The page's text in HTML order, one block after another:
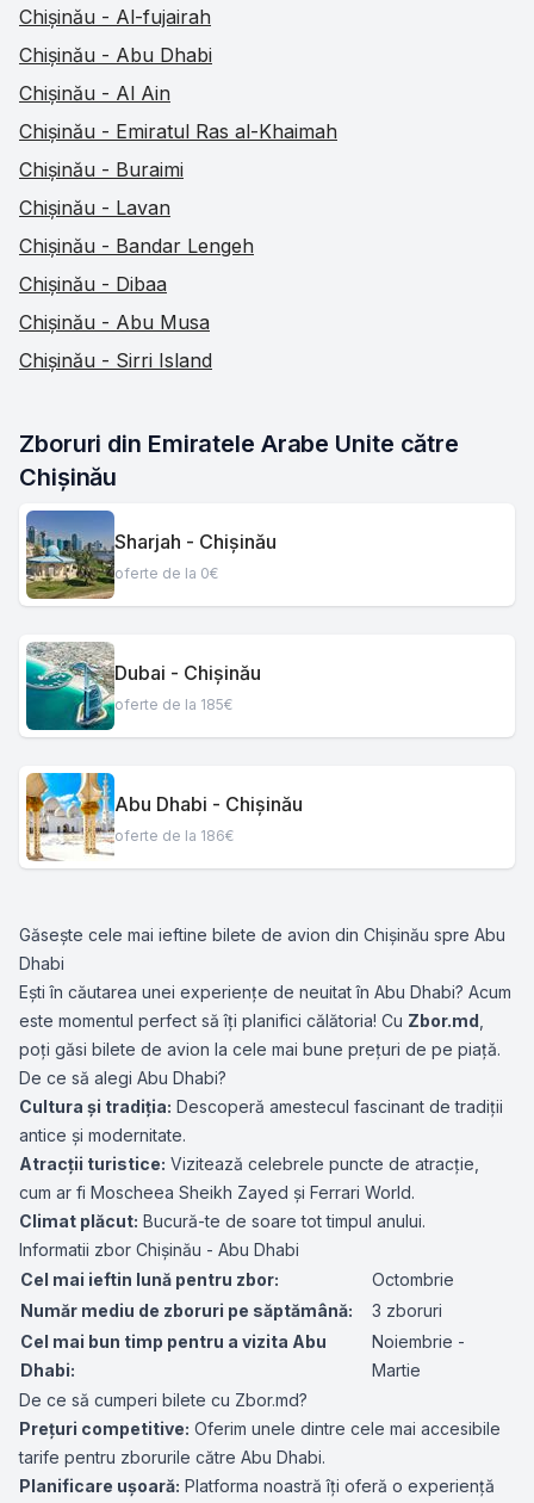
Chișinău - Al-fujairah
Chișinău - Abu Dhabi
Chișinău - Al Ain
Chișinău - Emiratul Ras al-Khaimah
Chișinău - Buraimi
Chișinău - Lavan
Chișinău - Bandar Lengeh
Chișinău - Dibaa
Chișinău - Abu Musa
Chișinău - Sirri Island
Zboruri din Emiratele Arabe Unite către
Chișinău
Sharjah - Chișinău
oferte de la 0€
Dubai - Chișinău
oferte de la 185€
Abu Dhabi - Chișinău
oferte de la 186€
Găsește cele mai ieftine bilete de avion din Chișinău spre Abu
Dhabi
Ești în căutarea unei experiențe de neuitat în Abu Dhabi? Acum
este momentul perfect să îți planifici călătoria! Cu Zbor.md
poți găsi bilete de avion la cele mai bune prețuri de pe piață.
De ce să alegi Abu Dhabi?
Cultura și tradiția: Descoperă amestecul fascinant de tradiții
antice și modernitate.
Atracții turistice: Vizitează celebrele puncte de atracție,
cum ar fi Moscheea Sheikh Zayed și Ferrari World.
Climat plăcut: Bucură-te de soare tot timpul anului.
Informatii zbor Chișinău - Abu Dhabi
Cel mai ieftin lună pentru zbor:
Octombrie
Număr mediu de zboruri pe săptămână:
3 zboruri
Cel mai bun timp pentru a vizita Abu
Dhabi:
Noiembrie -
Martie
De ce să cumperi bilete cu Zbor.md?
Prețuri competitive: Oferim unele dintre cele mai accesibile
tarife pentru zborurile către Abu Dhabi.
Planificare ușoară: Platforma noastră îți oferă o experiență